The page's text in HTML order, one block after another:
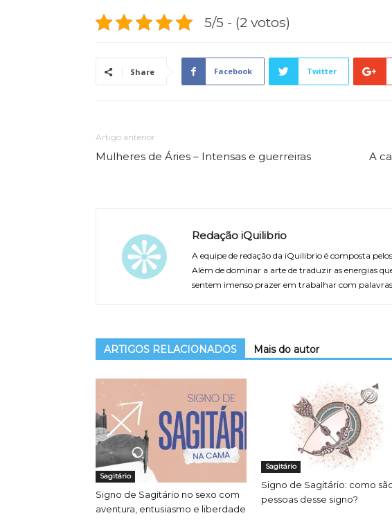
5/5 - (2 votos)
Share Facebook Twitter
Artigo anterior
Mulheres de Áries – Intensas e guerreiras
A
Redação iQuilibrio
A equipe de redação da iQuilibrio é composta
Além de dominar a arte de traduzir as energias
sentem imenso prazer em trabalhar com
ARTIGOS RELACIONADOS Mais do autor
Sagitário
Signo de Sagitário no sexo com
aventura, entusiasmo e liberdade
Sagitário
Signo de Sagitário: como
pessoas desse signo?